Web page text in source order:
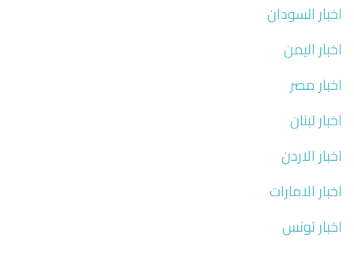
اخبار السودان
اخبار اليمن
اخبار مصر
اخبار لبنان
اخبار الاردن
اخبار الامارات
اخبار تونس